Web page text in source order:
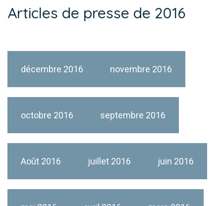
Articles de presse de 2016
décembre 2016 novembre 2016
octobre 2016 septembre 2016
Août 2016 juillet 2016 juin 2016